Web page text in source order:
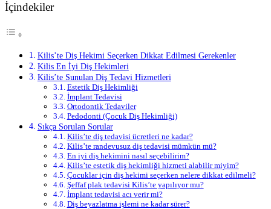
İçindekiler
Kilis’te Diş Hekimi Seçerken Dikkat Edilmesi Gerekenler
Kilis En İyi Diş Hekimleri
Kilis’te Sunulan Diş Tedavi Hizmetleri
Estetik Diş Hekimliği
İmplant Tedavisi
Ortodontik Tedaviler
Pedodonti (Çocuk Diş Hekimliği)
Sıkça Sorulan Sorular
Kilis’te diş tedavisi ücretleri ne kadar?
Kilis’te randevusuz diş tedavisi mümkün mü?
En iyi diş hekimini nasıl seçebilirim?
Kilis’te estetik diş hekimliği hizmeti alabilir miyim?
Çocuklar için diş hekimi seçerken nelere dikkat edilmeli?
Şeffaf plak tedavisi Kilis’te yapılıyor mu?
İmplant tedavisi acı verir mi?
Diş beyazlatma işlemi ne kadar sürer?